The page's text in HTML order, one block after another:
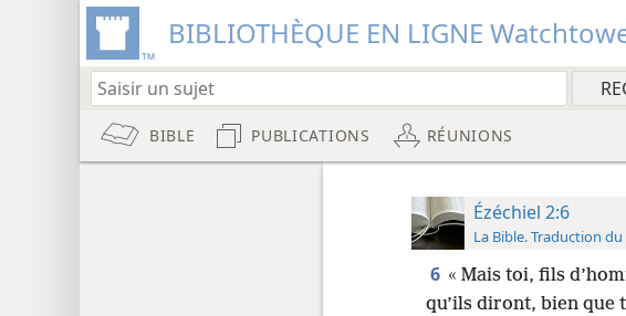
BIBLIOTHÈQUE EN LIGNE
BIBLE PUBLICATIONS RÉUNIONS
Ézéchiel 2:6
La Bible. Traduction
6 « Mais toi, fils
qu’ils diront, bien que